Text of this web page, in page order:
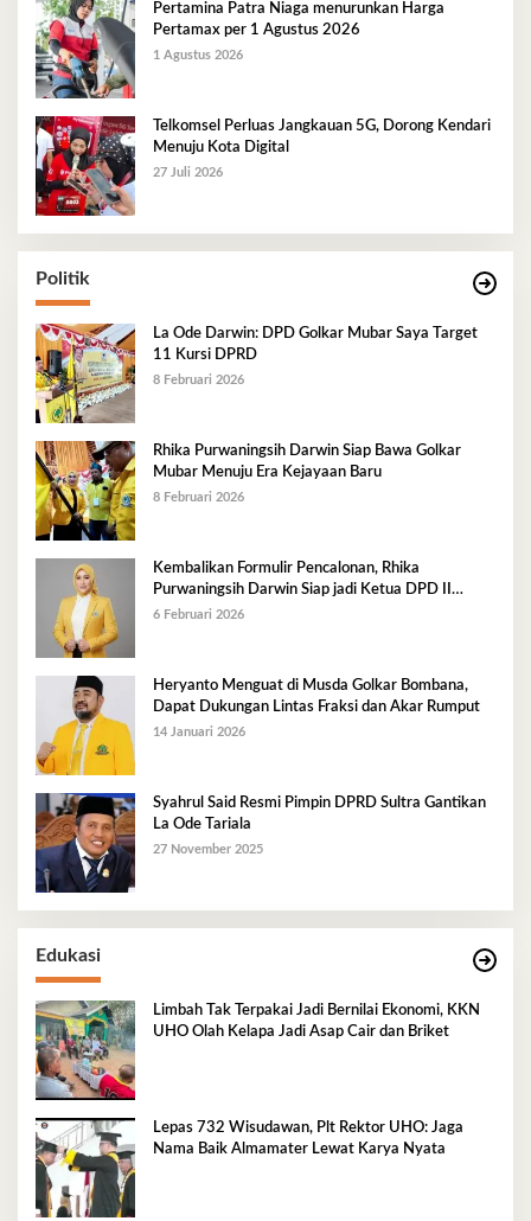
Pertamina Patra Niaga menurunkan Harga
Pertamax per 1 Agustus 2026
1 Agustus 2026
Telkomsel Perluas Jangkauan 5G, Dorong Kendari
Menuju Kota Digital
27 Juli 2026
Politik
La Ode Darwin: DPD Golkar Mubar Saya Target
11 Kursi DPRD
8 Februari 2026
Rhika Purwaningsih Darwin Siap Bawa Golkar
Mubar Menuju Era Kejayaan Baru
8 Februari 2026
Kembalikan Formulir Pencalonan, Rhika
Purwaningsih Darwin Siap jadi Ketua DPD II
Golkar Mubar
6 Februari 2026
Heryanto Menguat di Musda Golkar Bombana,
Dapat Dukungan Lintas Fraksi dan Akar Rumput
14 Januari 2026
Syahrul Said Resmi Pimpin DPRD Sultra Gantikan
La Ode Tariala
27 November 2025
Edukasi
Limbah Tak Terpakai Jadi Bernilai Ekonomi, KKN
UHO Olah Kelapa Jadi Asap Cair dan Briket
Lepas 732 Wisudawan, Plt Rektor UHO: Jaga
Nama Baik Almamater Lewat Karya Nyata